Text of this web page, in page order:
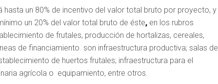
un 80% de incentivo del valor total bruto por proyecto, y
un 20% del valor total bruto de éste, en los rubros
de frutales, producción de hortalizas, cereales,
de financiamiento son infraestructura productiva; salas de
de huertos frutales; infraestructura para el
agrícola o equipamiento, entre otros.